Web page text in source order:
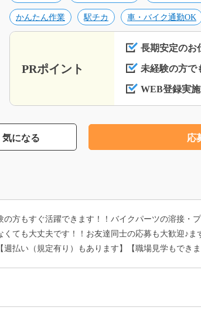
かんたん作業 駅チカ 車・バイク通勤OK
PRポイント
長期安定のお
未経験の方で
WEB登録実施
気になる 応
方もすぐ活躍できます！！バイクパーツの溶接・
くても大丈夫です！！お友達同士の応募も大歓迎♪
払い（規定有り）もあります】【職場見学もできま